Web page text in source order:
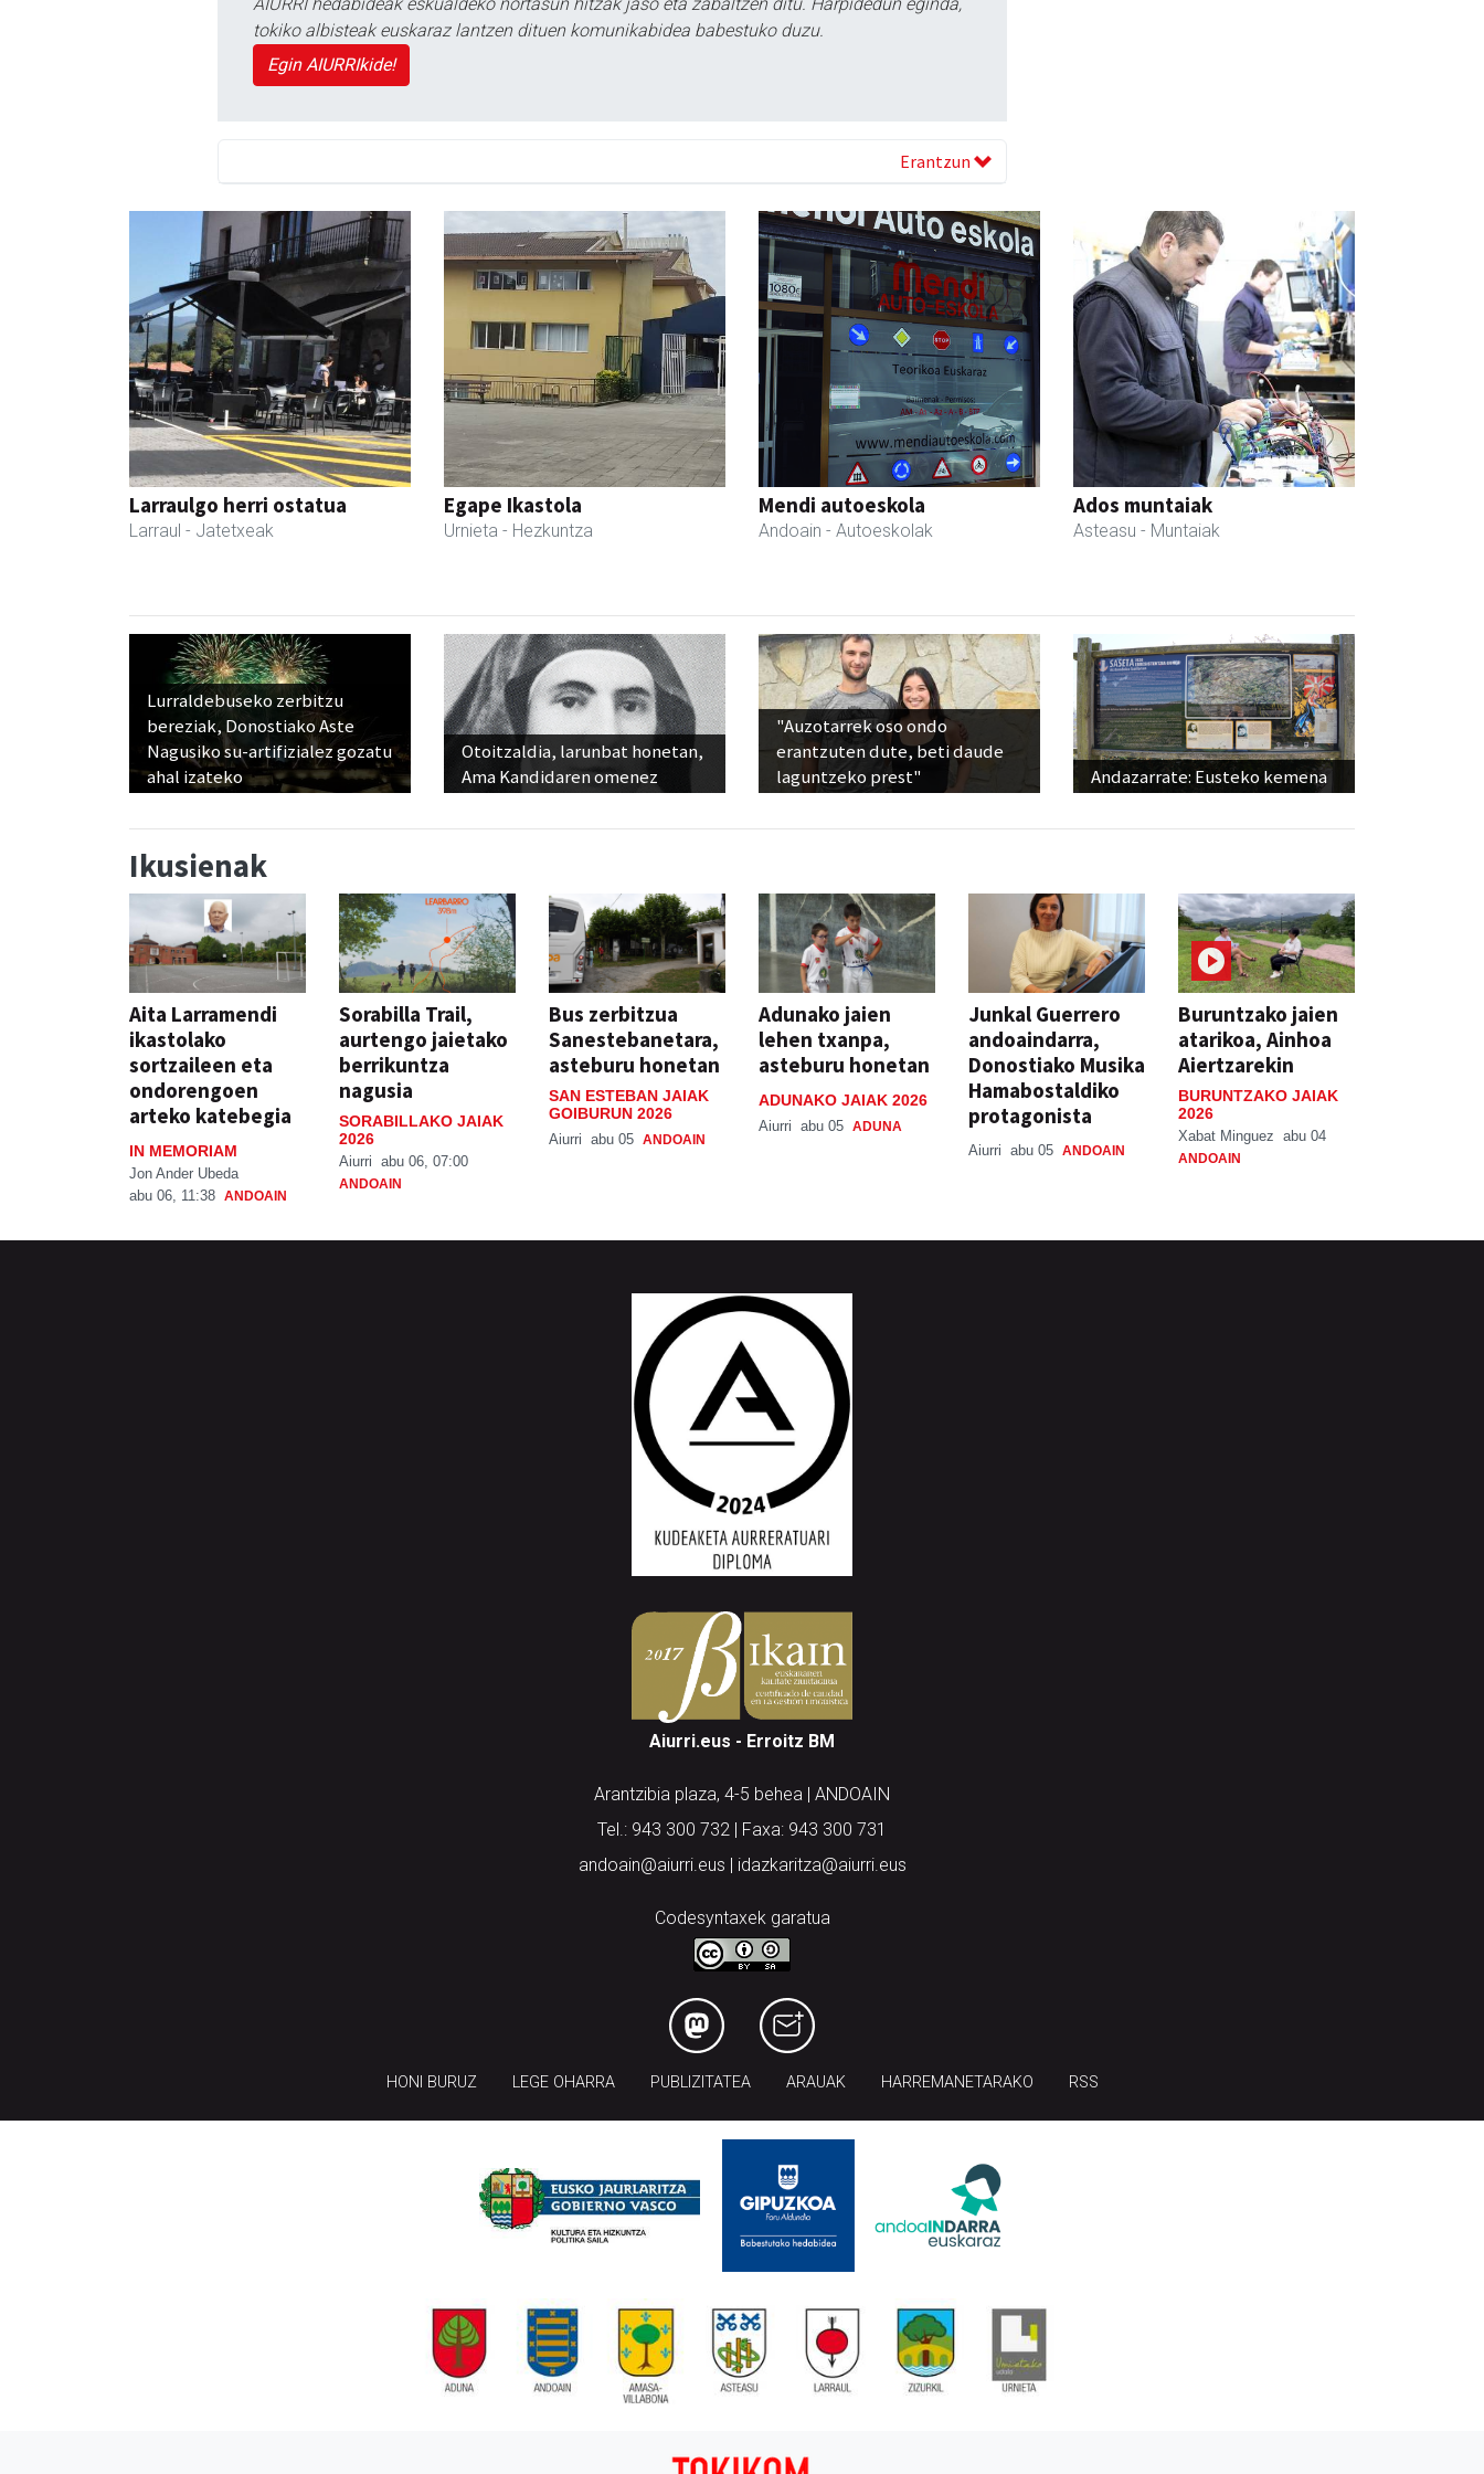
tokiko albisteak euskaraz lantzen dituen komunikabidea babestuko duzu.
Egin AIURRIkide!
Erantzun
Larraulgo herri ostatua
Larraul - Jatetxeak
Egape Ikastola
Urnieta - Hezkuntza
Mendi autoeskola
Andoain - Autoeskolak
Ados muntaiak
Asteasu - Muntaiak
Lurraldebuseko zerbitzu
bereziak, Donostiako Aste
Nagusiko su-artifizialez gozatu
ahal izateko
Otoitzaldia, larunbat honetan,
Ama Kandidaren omenez
"Auzotarrek oso ondo
erantzuten dute, beti daude
laguntzeko prest"
Andazarrate: Eusteko kemena
Ikusienak
Aita Larramendi
ikastolako
sortzaileen eta
ondorengoen
arteko katebegia
IN MEMORIAM
Jon Ander Ubeda
abu 06, 11:38 ANDOAIN
Sorabilla Trail,
aurtengo jaietako
berrikuntza
nagusia
SORABILLAKO JAIAK
2026
Aiurri abu 06, 07:00
ANDOAIN
Bus zerbitzua
Sanestebanetara,
asteburu honetan
SAN ESTEBAN JAIAK
GOIBURUN 2026
Aiurri abu 05 ANDOAIN
Adunako jaien
lehen txanpa,
asteburu honetan
ADUNAKO JAIAK 2026
Aiurri abu 05 ADUNA
Junkal Guerrero
andoaindarra,
Donostiako Musika
Hamabostaldiko
protagonista
Aiurri abu 05 ANDOAIN
Buruntzako jaien
atarikoa, Ainhoa
Aiertzarekin
BURUNTZAKO JAIAK
2026
Xabat Minguez abu 04
ANDOAIN
Aiurri.eus - Erroitz BM
Arantzibia plaza, 4-5 behea | ANDOAIN
Tel.: 943 300 732 | Faxa: 943 300 731
andoain@aiurri.eus | idazkaritza@aiurri.eus
Codesyntaxek garatua
HONI BURUZ LEGE OHARRA PUBLIZITATEA ARAUAK HARREMANETARAKO RSS